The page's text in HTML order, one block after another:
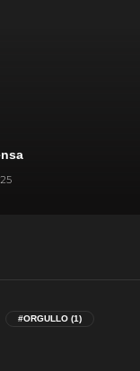
#ORGULLO (1)